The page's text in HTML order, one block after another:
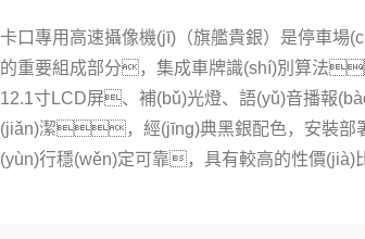
卡口專用高速攝像機(jī)（旗艦貴銀）是停車場
的重要組成部分，集成車牌識(shí)別算法
12.1寸LCD屏、補(bǔ)光燈、語(yǔ)音播報
(jiǎn)潔，經(jīng)典黑銀配色，安裝部
(yùn)行穩(wěn)定可靠，具有較高的性價(jià)